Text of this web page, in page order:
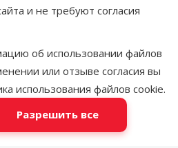
и не требуют согласия
об использовании файлов
или отзыве согласия вы
использования файлов cookie.
Разрешить все
Консервная банка
4000158744630
продукты